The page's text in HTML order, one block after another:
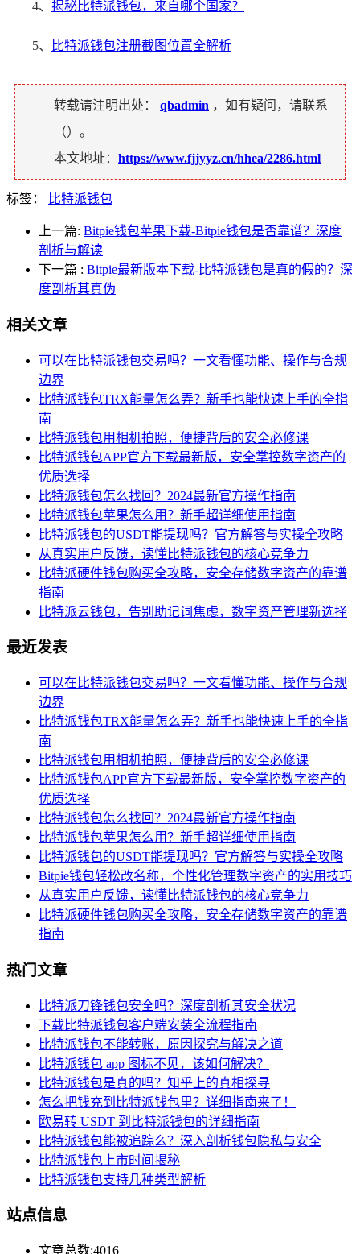
4、 揭秘比特派钱包，来自哪个国家？
5、 比特派钱包注册截图位置全解析
转载请注明出处： qbadmin ，如有疑问，请联系
（）。
本文地址： https://www.fjjyyz.cn/hhea/2286.html
标签： 比特派钱包
上一篇: Bitpie钱包苹果下载-Bitpie钱包是否靠谱？深度
剖析与解读
下一篇 : Bitpie最新版本下载-比特派钱包是真的假的？深
度剖析其真伪
相关文章
可以在比特派钱包交易吗？一文看懂功能、操作与合规
边界
比特派钱包TRX能量怎么弄？新手也能快速上手的全指
南
比特派钱包用相机拍照，便捷背后的安全必修课
比特派钱包APP官方下载最新版，安全掌控数字资产的
优质选择
比特派钱包怎么找回？2024最新官方操作指南
比特派钱包苹果怎么用？新手超详细使用指南
比特派钱包的USDT能提现吗？官方解答与实操全攻略
从真实用户反馈，读懂比特派钱包的核心竞争力
比特派硬件钱包购买全攻略，安全存储数字资产的靠谱
指南
比特派云钱包，告别助记词焦虑，数字资产管理新选择
最近发表
可以在比特派钱包交易吗？一文看懂功能、操作与合规
边界
比特派钱包TRX能量怎么弄？新手也能快速上手的全指
南
比特派钱包用相机拍照，便捷背后的安全必修课
比特派钱包APP官方下载最新版，安全掌控数字资产的
优质选择
比特派钱包怎么找回？2024最新官方操作指南
比特派钱包苹果怎么用？新手超详细使用指南
比特派钱包的USDT能提现吗？官方解答与实操全攻略
Bitpie钱包轻松改名称，个性化管理数字资产的实用技巧
从真实用户反馈，读懂比特派钱包的核心竞争力
比特派硬件钱包购买全攻略，安全存储数字资产的靠谱
指南
热门文章
比特派刀锋钱包安全吗？深度剖析其安全状况
下载比特派钱包客户端安装全流程指南
比特派钱包不能转账，原因探究与解决之道
比特派钱包 app 图标不见，该如何解决？
比特派钱包是真的吗？知乎上的真相探寻
怎么把钱充到比特派钱包里？详细指南来了！
欧易转 USDT 到比特派钱包的详细指南
比特派钱包能被追踪么？深入剖析钱包隐私与安全
比特派钱包上市时间揭秘
比特派钱包支持几种类型解析
站点信息
文章总数:4016